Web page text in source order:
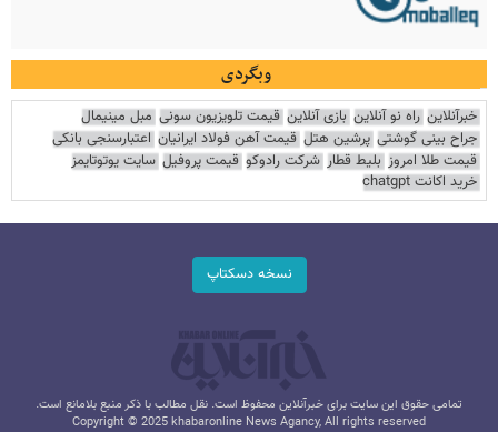
وبگردی
خبرآنلاین راه نو آنلاین بازی آنلاین قیمت تلویزیون سونی مبل مینیمال
جراح بینی گوشتی پرشین هتل قیمت آهن فولاد ایرانیان اعتبارسنجی بانکی
قیمت طلا امروز بلیط قطار شرکت رادوکو قیمت پروفیل سایت یوتوتایمز
خرید اکانت chatgpt
نسخه دسکتاپ
تمامی حقوق این سایت برای خبرآنلاین محفوظ است. نقل مطالب با ذکر منبع بلامانع است.
Copyright © 2025 khabaronline News Agancy, All rights reserved